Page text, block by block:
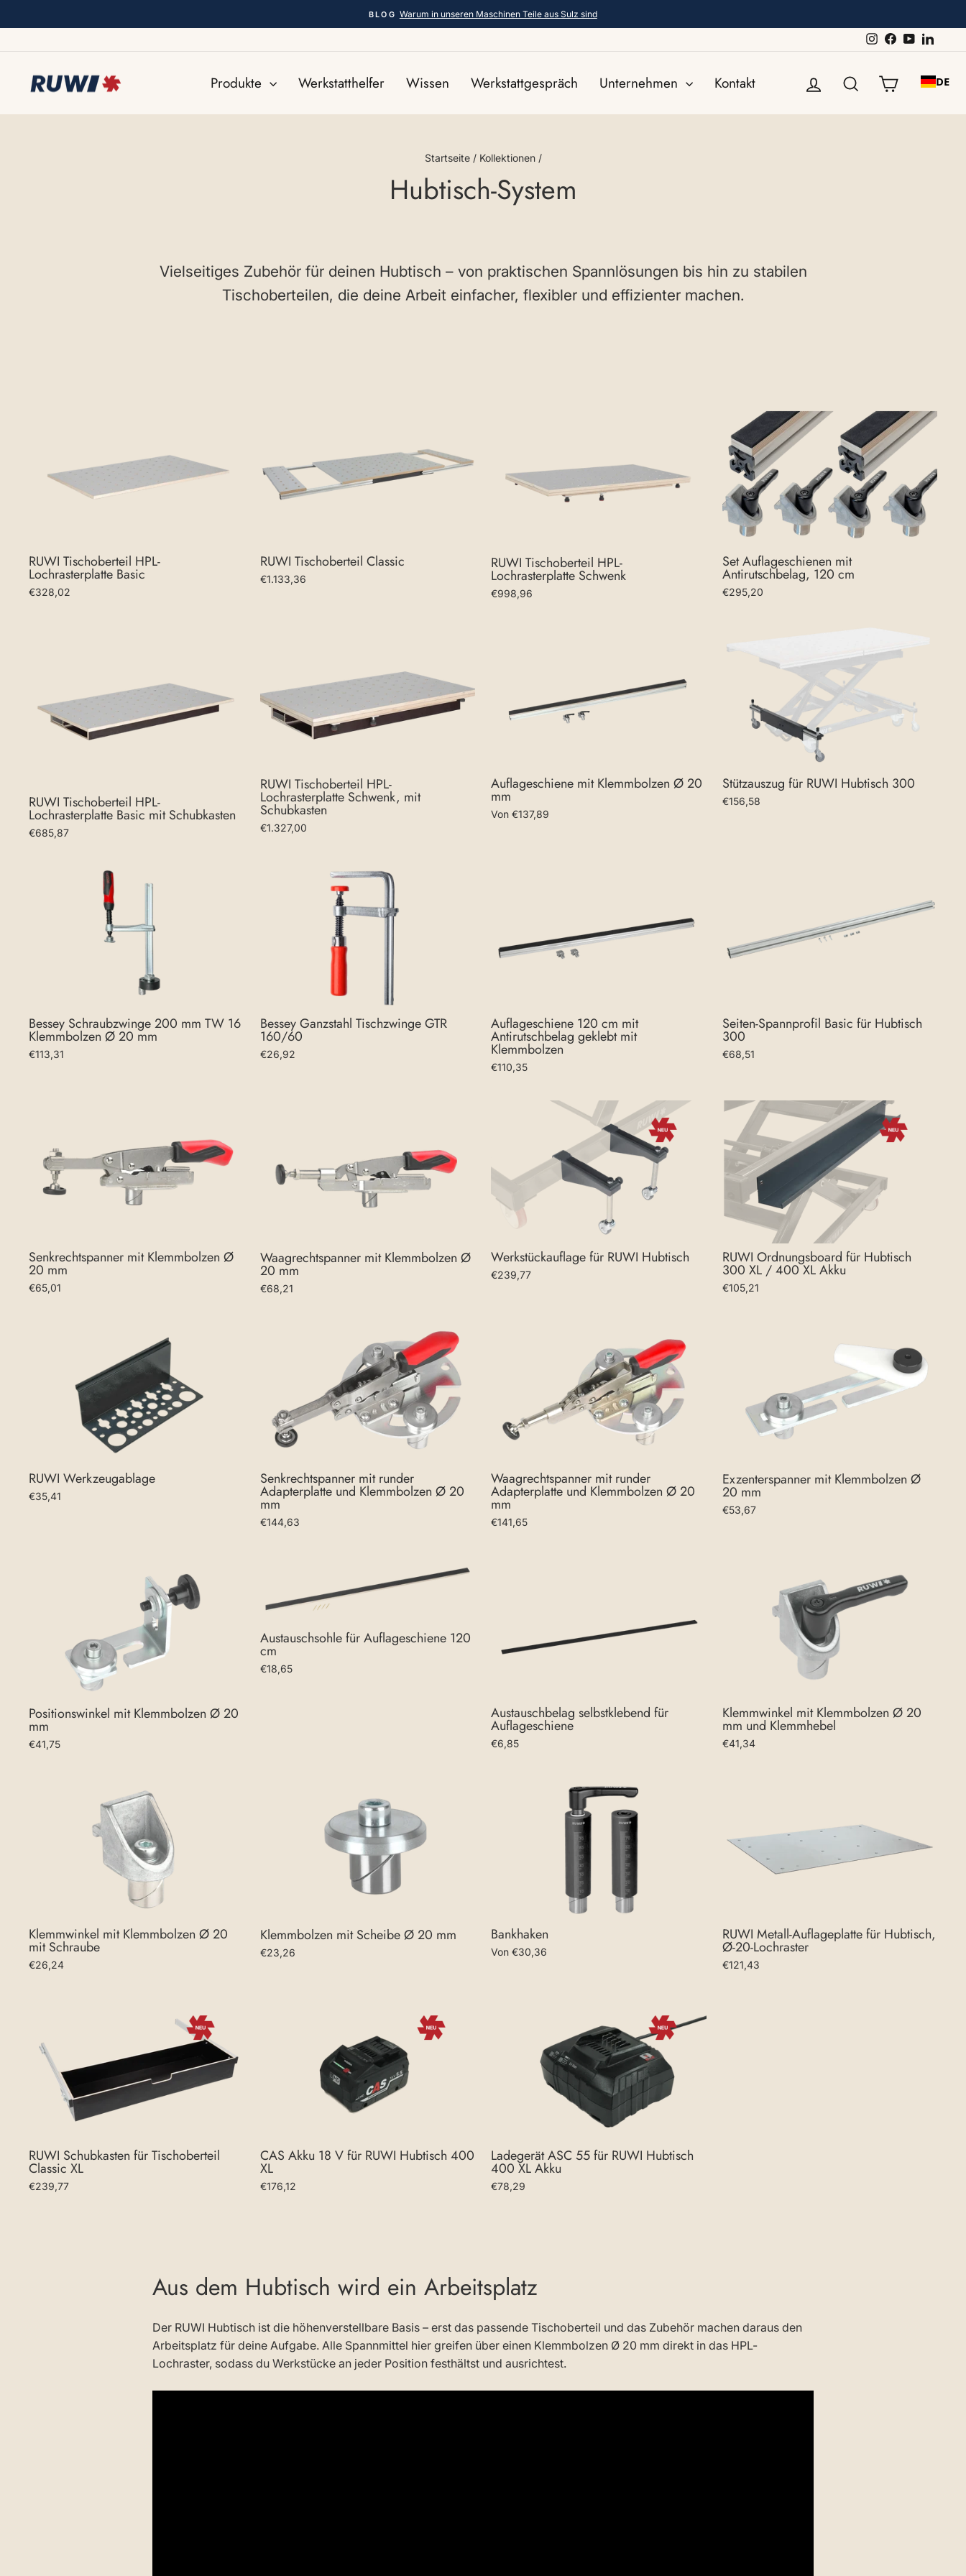
zum
BLOG Warum in unseren Maschinen Teile aus Sulz sind
Instagram
Facebook
YouTube
Produkte Werkstatthelfer Wissen Werkstattgespräch Unternehmen Kontakt EinloggenSuche DE
Startseite / Kollektionen /
Hubtisch-System
Vielseitiges Zubehör für deinen Hubtisch – von praktischen Spannlösungen bis hin zu stabilen
Tischoberteilen, die deine Arbeit einfacher, flexibler und effizienter machen.
RUWI Tischoberteil HPL-
Lochrasterplatte Basic
€328,02
RUWI Tischoberteil Classic
€1.133,36
RUWI Tischoberteil HPL-
Lochrasterplatte Schwenk
€998,96
Set Auflageschienen mit
Antirutschbelag, 120 cm
€295,20
RUWI Tischoberteil HPL-
Lochrasterplatte Basic mit Schubkasten
€685,87
RUWI Tischoberteil HPL-
Lochrasterplatte Schwenk, mit
Schubkasten
€1.327,00
Auflageschiene mit Klemmbolzen Ø 20
mm
Von €137,89
Stützauszug für RUWI Hubtisch 300
€156,58
Bessey Schraubzwinge 200 mm TW 16
Klemmbolzen Ø 20 mm
€113,31
Bessey Ganzstahl Tischzwinge GTR
160/60
€26,92
Auflageschiene 120 cm mit
Antirutschbelag geklebt mit
Klemmbolzen
€110,35
Seiten-Spannprofil Basic für Hubtisch
300
€68,51
Senkrechtspanner mit Klemmbolzen Ø
20 mm
€65,01
Waagrechtspanner mit Klemmbolzen Ø
20 mm
€68,21
Werkstückauflage für RUWI Hubtisch
€239,77
RUWI Ordnungsboard für Hubtisch
300 XL / 400 XL Akku
€105,21
RUWI Werkzeugablage
€35,41
Senkrechtspanner mit runder
Adapterplatte und Klemmbolzen Ø 20
mm
€144,63
Waagrechtspanner mit runder
Adapterplatte und Klemmbolzen Ø 20
mm
€141,65
Exzenterspanner mit Klemmbolzen Ø
20 mm
€53,67
Positionswinkel mit Klemmbolzen Ø 20
mm
€41,75
Austauschsohle für Auflageschiene 120
cm
€18,65
Austauschbelag selbstklebend für
Auflageschiene
€6,85
Klemmwinkel mit Klemmbolzen Ø 20
mm und Klemmhebel
€41,34
Klemmwinkel mit Klemmbolzen Ø 20
mit Schraube
€26,24
Klemmbolzen mit Scheibe Ø 20 mm
€23,26
Bankhaken
Von €30,36
RUWI Metall-Auflageplatte für Hubtisch,
Ø-20-Lochraster
€121,43
RUWI Schubkasten für Tischoberteil
Classic XL
€239,77
CAS Akku 18 V für RUWI Hubtisch 400
XL
€176,12
Ladegerät ASC 55 für RUWI Hubtisch
400 XL Akku
€78,29
Aus dem Hubtisch wird ein Arbeitsplatz
Der RUWI Hubtisch ist die höhenverstellbare Basis – erst das passende Tischoberteil und das Zubehör machen daraus den
Arbeitsplatz für deine Aufgabe. Alle Spannmittel hier greifen über einen Klemmbolzen Ø 20 mm direkt in das HPL-
Lochraster, sodass du Werkstücke an jeder Position festhältst und ausrichtest.